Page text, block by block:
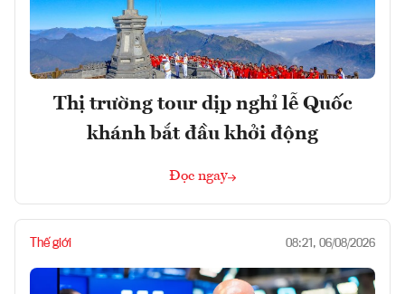
Thị trường tour dịp nghỉ lễ Quốc
khánh bắt đầu khởi động
Đọc ngay
Thế giới 08:21, 06/08/2026